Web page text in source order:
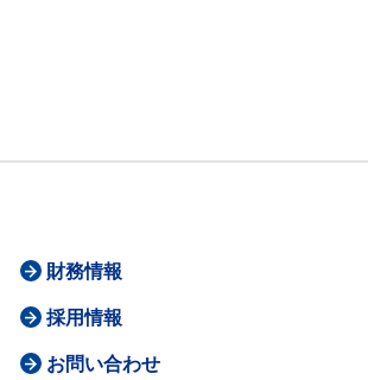
財務情報
採用情報
お問い合わせ